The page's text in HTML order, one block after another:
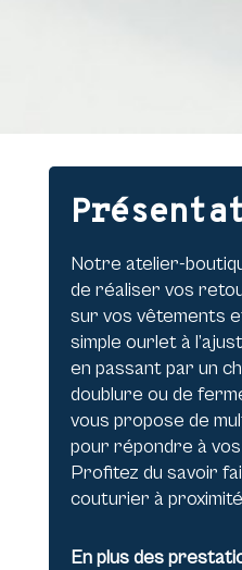
Notre atelier-
de réaliser vos
sur vos vêtements
simple ourlet à
en passant par un
doublure ou de
vous propose de
pour répondre à
Profitez du savoir
couturier à
En plus des